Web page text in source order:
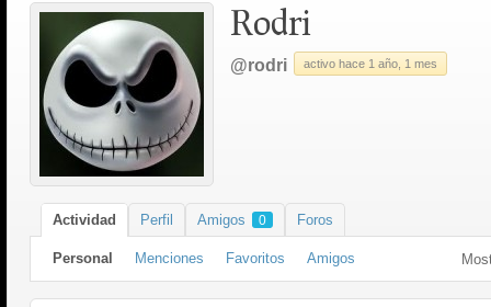
MasteringBOX, Masterización on-
line gratis!
Korg lanza SDD-3000, el nuevo
pedal de delay.
aplicar efectos a tus voces.
Rodri
@rodri activo hace 1 año, 1 mes
Actividad Perfil Amigos 0 Foros
Personal Menciones Favoritos Amigos